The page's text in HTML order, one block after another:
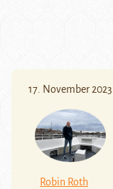
17. November 2023
Robin Roth